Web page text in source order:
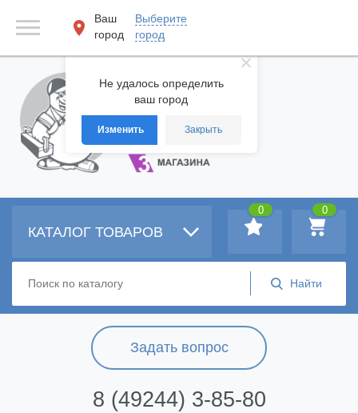
Не удалось определить
ваш город
Изменить Закрыть
Ваш
город
Выберите
город
Задать вопрос
8 (49244) 3-85-80
КАТАЛОГ ТОВАРОВ
0
0